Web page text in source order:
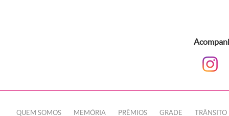
QUEM SOMOS MEMÓRIA PRÊMIOS GRADE TRÂNSITO